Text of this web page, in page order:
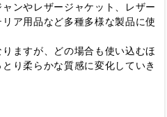
ンやレザージャケット、レザー
ア用品など多種多様な製品に使
ますが、どの場合も使い込むほ
り柔らかな質感に変化していき